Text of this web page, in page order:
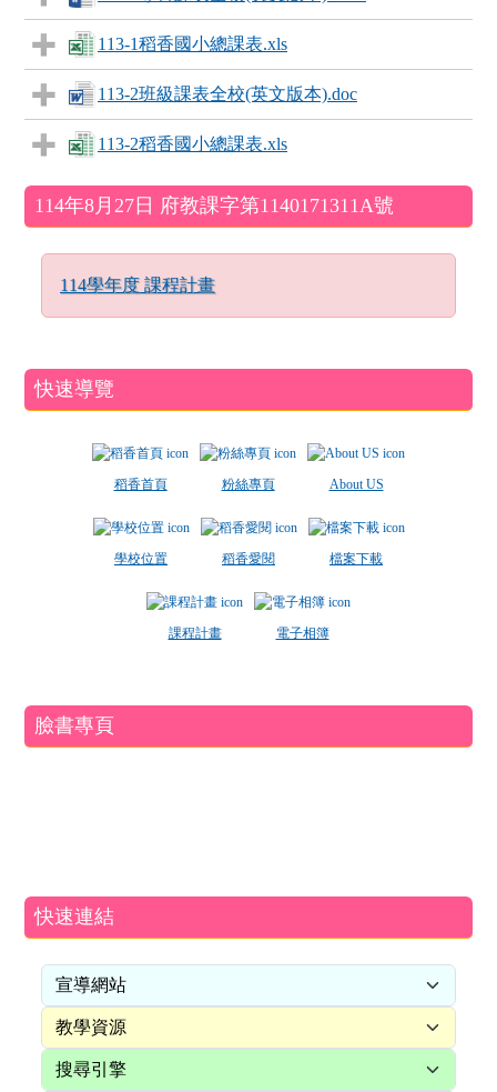
113-1稻香國小總課表.xls
113-2班級課表全校(英文版本).doc
113-2稻香國小總課表.xls
左邊區域內容
114年8月27日 府教課字第1140171311A號
114學年度 課程計畫
快速導覽
稻香首頁 粉絲專頁 About US
學校位置 稻香愛閱 檔案下載
課程計畫 電子相簿
臉書專頁
快速連結